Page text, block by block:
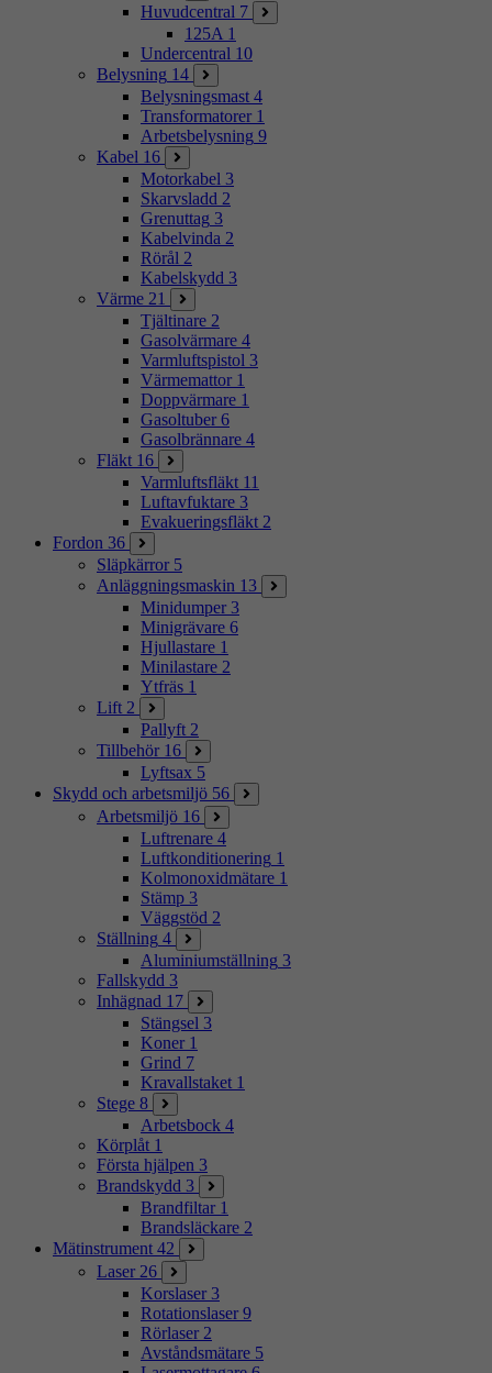
Huvudcentral 7
125A 1
Undercentral 10
Belysning 14
Belysningsmast 4
Transformatorer 1
Arbetsbelysning 9
Kabel 16
Motorkabel 3
Skarvsladd 2
Grenuttag 3
Kabelvinda 2
Rörål 2
Kabelskydd 3
Värme 21
Tjältinare 2
Gasolvärmare 4
Varmluftspistol 3
Värmemattor 1
Doppvärmare 1
Gasoltuber 6
Gasolbrännare 4
Fläkt 16
Varmluftsfläkt 11
Luftavfuktare 3
Evakueringsfläkt 2
Fordon 36
Släpkärror 5
Anläggningsmaskin 13
Minidumper 3
Minigrävare 6
Hjullastare 1
Minilastare 2
Ytfräs 1
Lift 2
Pallyft 2
Tillbehör 16
Lyftsax 5
Skydd och arbetsmiljö 56
Arbetsmiljö 16
Luftrenare 4
Luftkonditionering 1
Kolmonoxidmätare 1
Stämp 3
Väggstöd 2
Ställning 4
Aluminiumställning 3
Fallskydd 3
Inhägnad 17
Stängsel 3
Koner 1
Grind 7
Kravallstaket 1
Stege 8
Arbetsbock 4
Körplåt 1
Första hjälpen 3
Brandskydd 3
Brandfiltar 1
Brandsläckare 2
Mätinstrument 42
Laser 26
Korslaser 3
Rotationslaser 9
Rörlaser 2
Avståndsmätare 5